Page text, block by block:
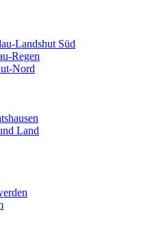
Landshut Süd
Regen
Nord
Land